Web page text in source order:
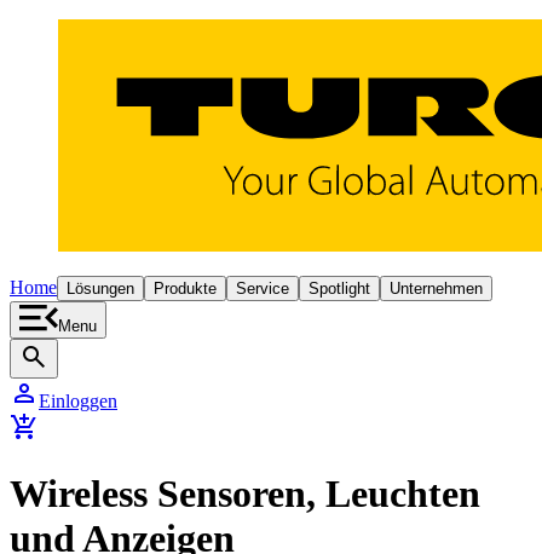
Home Lösungen Produkte Service Spotlight Unternehmen
Menu
search
person Einloggen
add_shopping_cart
Wireless Sensoren, Leuchten
und Anzeigen